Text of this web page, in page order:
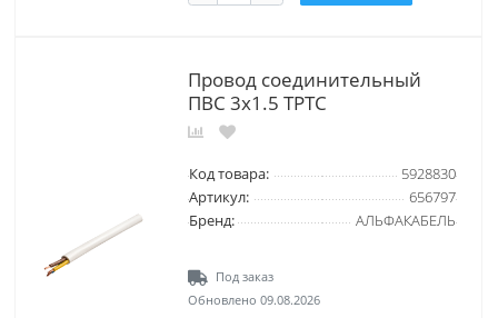
Провод соединительный
ПВС 3х1.5 ТРТС
Код товара:
5928830
Артикул:
656797
Бренд:
АЛЬФАКАБЕЛЬ
Под заказ
Обновлено 09.08.2026